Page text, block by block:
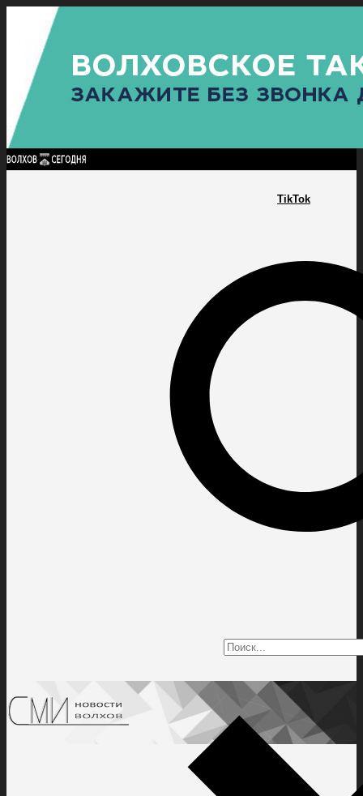
TikTok
Найти:
ГЛАВНАЯ ПОЛИТИКАПРОИСШЕСТВИЯ ПРОКУРАТУРАСПОРТ
ПОЛИТИКА
КУЛЬТУРА
ПОСЕЛЕНИЯ